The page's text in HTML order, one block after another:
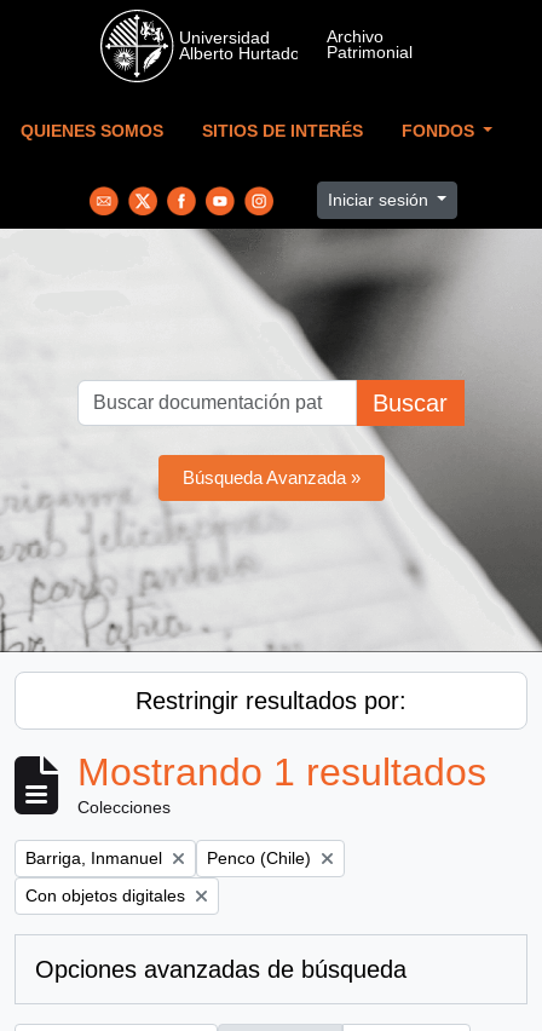
Skip to main content
QUIENES SOMOS SITIOS DE INTERÉS FONDOS
Iniciar sesión
Buscar
Búsqueda Avanzada »
Restringir resultados por:
Mostrando 1 resultados
Colecciones
Remove filter:
Barriga, Inmanuel Remove filter:
Penco (Chile)
Remove filter:
Con objetos digitales
Opciones avanzadas de búsqueda